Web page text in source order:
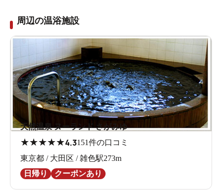
周辺の温浴施設
天然温泉 ヌーランド さがみゆ
★★★★★4.3151件の口コミ
東京都 / 大田区 / 雑色駅273m
日帰り
クーポンあり